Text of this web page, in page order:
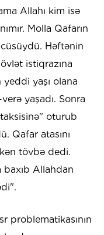
Allahı kim isə
Molla Qafarın
Həftənin
istiqrazına
yaşı olana
yaşadı. Sonra
oturub
Qafar atasını
tövbə dedi.
Allahdan
problematikasının